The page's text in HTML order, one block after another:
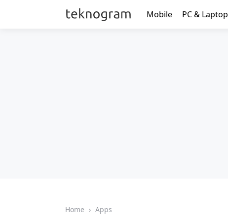
Mobile PC & Laptop
Home › Apps